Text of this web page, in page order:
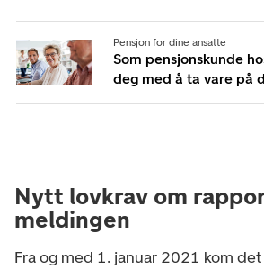
Pensjon for dine ansatte
Som pensjonskunde
deg med å ta vare på
Nytt lovkrav om
meldingen
Fra og med 1. januar 2021 kom